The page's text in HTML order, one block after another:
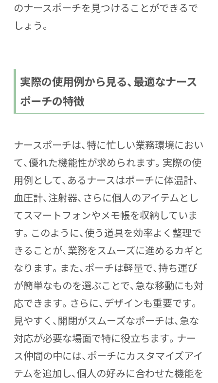
のナースポーチを見つけることができるで
しょう。
実際の使用例から見る、最適なナース
ポーチの特徴
ナースポーチは、特に忙しい業務環境におい
て、優れた機能性が求められます。実際の使
用例として、あるナースはポーチに体温計、
血圧計、注射器、さらに個人のアイテムとし
てスマートフォンやメモ帳を収納していま
す。このように、使う道具を効率よく整理で
きることが、業務をスムーズに進めるカギと
なります。また、ポーチは軽量で、持ち運び
が簡単なものを選ぶことで、急な移動にも対
応できます。さらに、デザインも重要です。
見やすく、開閉がスムーズなポーチは、急な
対応が必要な場面で特に役立ちます。ナー
ス仲間の中には、ポーチにカスタマイズアイ
テムを追加し、個人の好みに合わせた機能を